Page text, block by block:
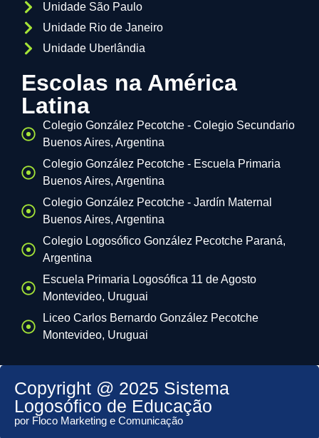
Unidade São Paulo
Unidade Rio de Janeiro
Unidade Uberlândia
Escolas na América
Latina
Colegio González Pecotche - Colegio Secundario
Buenos Aires, Argentina
Colegio González Pecotche - Escuela Primaria
Buenos Aires, Argentina
Colegio González Pecotche - Jardín Maternal
Buenos Aires, Argentina
Colegio Logosófico González Pecotche Paraná,
Argentina
Escuela Primaria Logosófica 11 de Agosto
Montevideo, Uruguai
Liceo Carlos Bernardo González Pecotche
Montevideo, Uruguai
Copyright @ 2025 Sistema
Logosófico de Educação
por Floco Marketing e Comunicação